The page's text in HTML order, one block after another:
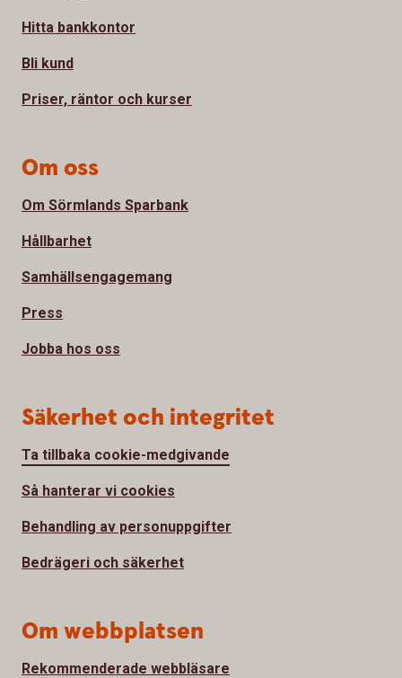
Hitta bankkontor
Bli kund
Priser, räntor och kurser
Om oss
Om Sörmlands Sparbank
Hållbarhet
Samhällsengagemang
Press
Jobba hos oss
Säkerhet och integritet
Ta tillbaka cookie-medgivande
Så hanterar vi cookies
Behandling av personuppgifter
Bedrägeri och säkerhet
Om webbplatsen
Rekommenderade webbläsare